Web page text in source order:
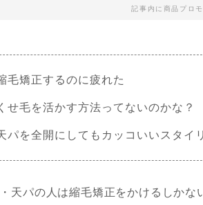
記事内に商品プロ
毛矯正するのに疲れた
せ毛を活かす方法ってないのかな？
パを全開にしてもカッコいいスタイ
天パの人は縮毛矯正をかけるしかな